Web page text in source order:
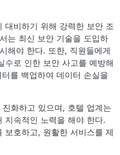
대비하기 위해 강력한 보안 조
는 최신 보안 기술을 도입하
해야 한다. 또한, 직원들에게
수로 인한 보안 사고를 예방해
를 백업하여 데이터 손실을
화하고 있으며, 호텔 업계는
지속적인 노력을 해야 한다.
보호하고, 원활한 서비스를 제